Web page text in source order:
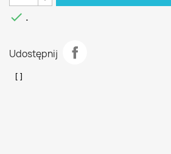
 .
Udostępnij